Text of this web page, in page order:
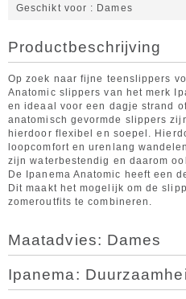
Geschikt voor Dames
Productbeschrijving
Op zoek naar fijne teenslippers
Anatomic slippers van het merk
en ideaal voor een dagje strand
anatomisch gevormde slippers
hierdoor flexibel en soepel.
loopcomfort en urenlang
zijn waterbestendig en daarom
De Ipanema Anatomic heeft een
Dit maakt het mogelijk om de
zomeroutfits te combineren.
Maatadvies: Dames
Ipanema: